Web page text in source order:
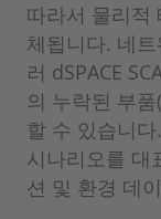
따라서 물리적
체됩니다. 네
러 dSPACE
의 누락된 부
할 수 있습니다
시나리오를 대
션 및 환경 데